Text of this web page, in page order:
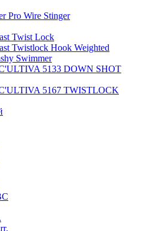
Pro Wire Stinger
Twist Lock
Twistlock Hook Weighted
Swimmer
5133 DOWN SHOT
5167 TWISTLOCK